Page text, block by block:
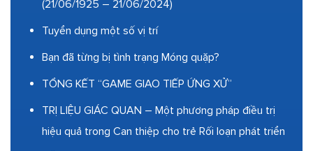
(21/06/1925 – 21/06/2024)
Tuyển dụng một số vị trí
Bạn đã từng bị tình trạng Móng quặp?
TỔNG KẾT “GAME GIAO TIẾP ỨNG XỬ”
TRỊ LIỆU GIÁC QUAN – Một phương pháp điều trị
hiệu quả trong Can thiệp cho trẻ Rối loạn phát triển